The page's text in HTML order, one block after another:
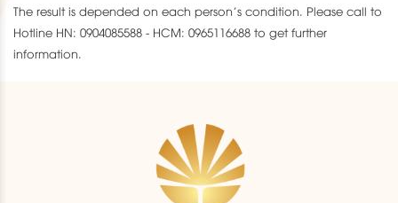
The result is depended on each person’s condition. Please call to
Hotline HN: 0904085588 - HCM: 0965116688 to get further
information.